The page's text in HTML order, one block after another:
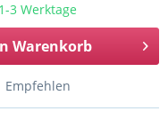
3 Werktage
Warenkorb
Empfehlen